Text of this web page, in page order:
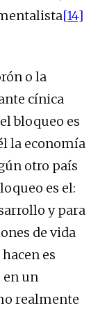
[14]
o la
cínica
bloqueo es
la economía
otro país
es el:
y para
de vida
es
en un
realmente